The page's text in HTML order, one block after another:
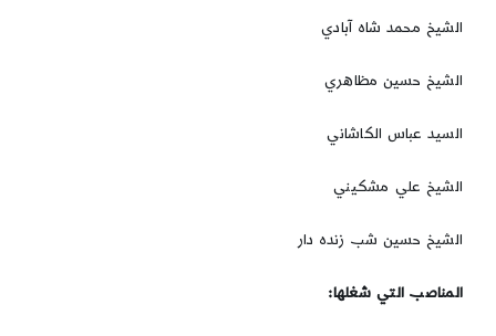
الشيخ محمد شاه آبادي
الشيخ حسين مظاهري
السيد عباس الكاشاني
الشيخ علي مشکيني
الشيخ حسين شب زنده دار
المناصب التي شغلها: